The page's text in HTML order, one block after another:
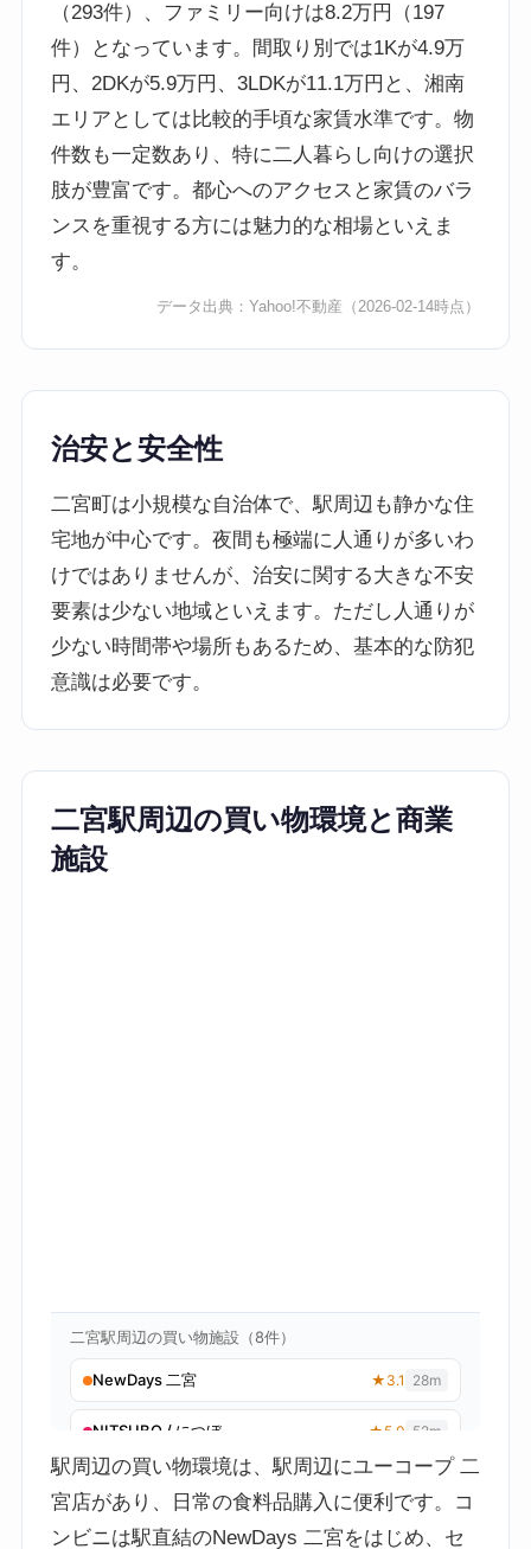
（293件）、ファミリー向けは8.2万円（197
件）となっています。間取り別では1Kが4.9万
円、2DKが5.9万円、3LDKが11.1万円と、湘南
エリアとしては比較的手頃な家賃水準です。物
件数も一定数あり、特に二人暮らし向けの選択
肢が豊富です。都心へのアクセスと家賃のバラ
ンスを重視する方には魅力的な相場といえま
す。
データ出典：Yahoo!不動産 （2026-02-14時点）
治安と安全性
二宮町は小規模な自治体で、駅周辺も静かな住
宅地が中心です。夜間も極端に人通りが多いわ
けではありませんが、治安に関する大きな不安
要素は少ない地域といえます。ただし人通りが
少ない時間帯や場所もあるため、基本的な防犯
意識は必要です。
二宮駅周辺の買い物環境と商業
施設
駅周辺の買い物環境は、駅周辺にユーコープ 二
宮店があり、日常の食料品購入に便利です。コ
ンビニは駅直結のNewDays 二宮をはじめ、セ